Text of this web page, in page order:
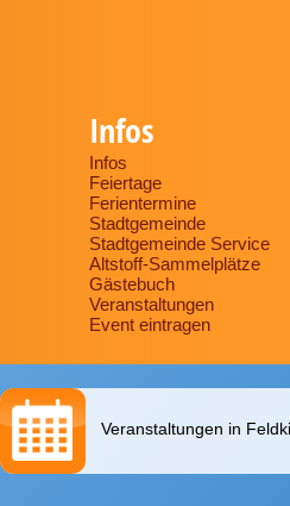
Infos
Infos
Feiertage
Ferientermine
Stadtgemeinde
Stadtgemeinde Service
Altstoff-Sammelplätze
Gästebuch
Veranstaltungen
Event eintragen
Veranstaltungen in